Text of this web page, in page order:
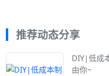
推荐动态分享
DIY|低成
由你~